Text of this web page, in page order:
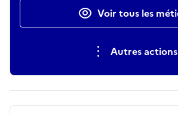
Actions rapidesVoir tous les
Autres actions